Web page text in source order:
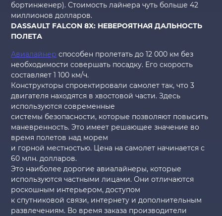
бортинженер). Стоимость лайнера чуть больше 42
миллионов долларов.
DASSAULT FALCON 8X: НЕВЕРОЯТНАЯ ДАЛЬНОСТЬ
ПОЛЕТА
Авиалайнер способен пролетать до 12 000 км без
необходимости совершать посадку. Его скорость
составляет 1 100 км/ч.
Конструкторы спроектировали самолет так, что 3
двигателя находятся в хвостовой части. Здесь
используются современные
системы безопасности, которые позволяют повысить
маневренность. Это имеет решающее значение во
время полетов над морем
и горной местностью. Цена на самолет начинается с
60 млн. долларов.
Это наиболее дорогие авиалайнеры, которые
используются частными лицами. Они отличаются
роскошным интерьером, доступом
к спутниковой связи, интернету и дополнительным
развлечениям. Во время заказа производители